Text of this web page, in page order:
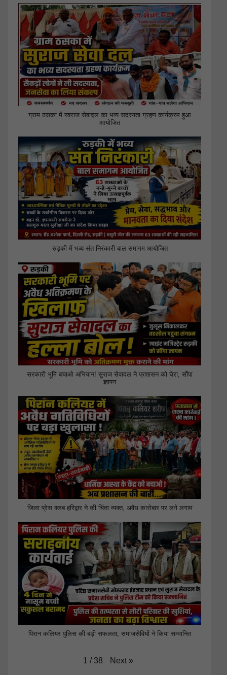
ग्राम ठसका में स्वराज सेवादल का भव्य सदस्यता ग्रहण कार्यक्रम हुआ
आयोजित
रुड़की में भव्य संत निरंकारी बाल समागम आयोजित
सरकारी भूमि बचाओ अभियान! सुराज सेवादल ने प्रशासन को घेरा, सौंपा
ज्ञापन
जिला प्रेस क्लब हरिद्वार ने की चिंता व्यक्त, अवैध कारोबार पर लगे लगाम
पिरान कलियर पुलिस की बड़ी सफलता, समाजसेवियों ने किया सम्मानित
1 / 38 Next »